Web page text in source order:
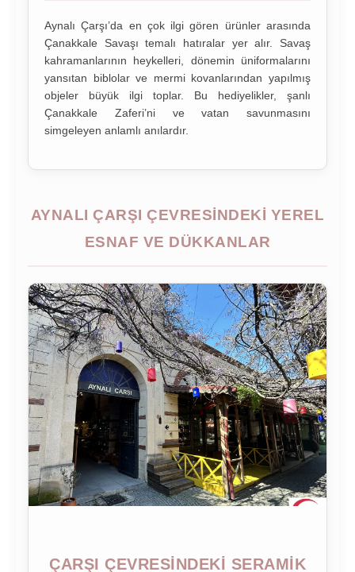
Aynalı Çarşı’da en çok ilgi gören ürünler arasında
Çanakkale Savaşı temalı hatıralar yer alır. Savaş
kahramanlarının heykelleri, dönemin üniformalarını
yansıtan biblolar ve mermi kovanlarından yapılmış
objeler büyük ilgi toplar. Bu hediyelikler, şanlı
Çanakkale Zaferi’ni ve vatan savunmasını
simgeleyen anlamlı anılardır.
AYNALI ÇARŞI ÇEVRESINDEKI YEREL
ESNAF VE DÜKKANLAR
ÇARŞI ÇEVRESINDEKI SERAMIK